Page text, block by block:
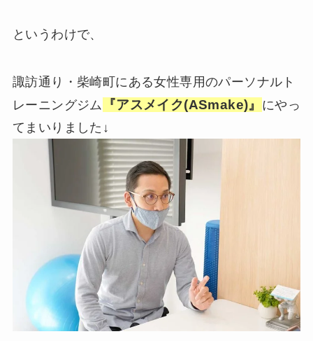
というわけで、
諏訪通り・柴崎町にある女性専用のパーソナルト
レーニングジム
『アスメイク(ASmake)』 にやっ
てまいりました↓